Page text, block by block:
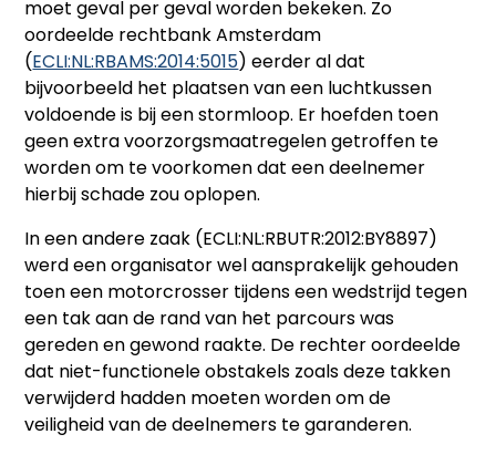
moet geval per geval worden bekeken. Zo
oordeelde rechtbank Amsterdam
(ECLI:NL:RBAMS:2014:5015) eerder al dat
bijvoorbeeld het plaatsen van een luchtkussen
voldoende is bij een stormloop. Er hoefden toen
geen extra voorzorgsmaatregelen getroffen te
worden om te voorkomen dat een deelnemer
hierbij schade zou oplopen.
In een andere zaak (ECLI:NL:RBUTR:2012:BY8897)
werd een organisator wel aansprakelijk gehouden
toen een motorcrosser tijdens een wedstrijd tegen
een tak aan de rand van het parcours was
gereden en gewond raakte. De rechter oordeelde
dat niet-functionele obstakels zoals deze takken
verwijderd hadden moeten worden om de
veiligheid van de deelnemers te garanderen.